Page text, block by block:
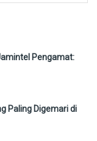
Pengamat:
Paling Digemari di